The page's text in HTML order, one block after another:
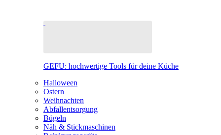
GEFU: hochwertige Tools für deine Küche
Halloween
Ostern
Weihnachten
Abfallentsorgung
Bügeln
Näh & Stickmaschinen